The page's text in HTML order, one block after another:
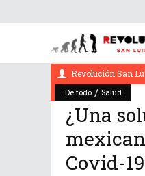
De todo / Salud
marzo 10, 2022
Revolución San
¿Una
Covid-